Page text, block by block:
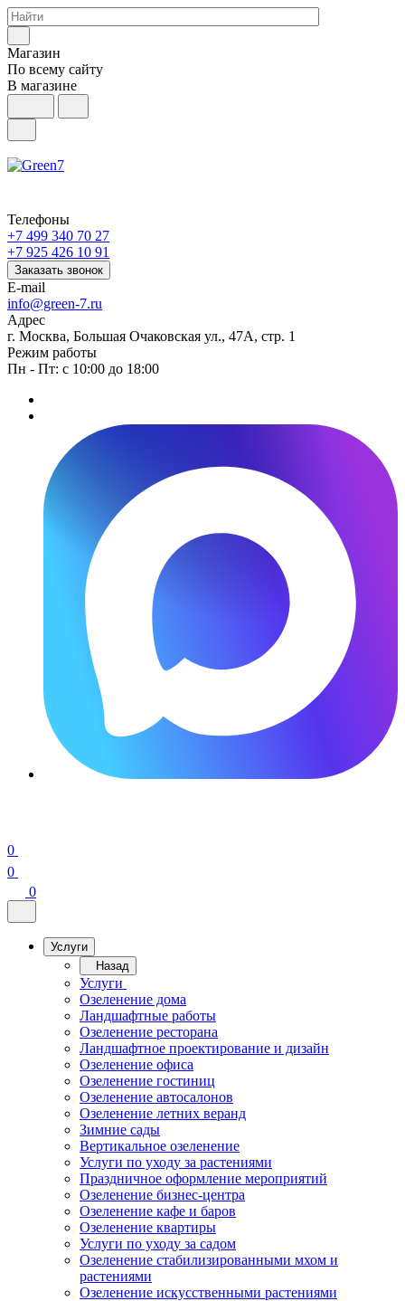
Магазин
По всему сайту
В магазине
Телефоны
+7 499 340 70 27
+7 925 426 10 91
Заказать звонок
E-mail
info@green-7.ru
Адрес
г. Москва, Большая Очаковская ул., 47А, стр. 1
Режим работы
Пн - Пт: с 10:00 до 18:00
0
0
0
Услуги
Назад
Услуги
Озеленение дома
Ландшафтные работы
Озеленение ресторана
Ландшафтное проектирование и дизайн
Озеленение офиса
Озеленение гостиниц
Озеленение автосалонов
Озеленение летних веранд
Зимние сады
Вертикальное озеленение
Услуги по уходу за растениями
Праздничное оформление мероприятий
Озеленение бизнес-центра
Озеленение кафе и баров
Озеленение квартиры
Услуги по уходу за садом
Озеленение стабилизированными мхом и
растениями
Озеленение искусственными растениями